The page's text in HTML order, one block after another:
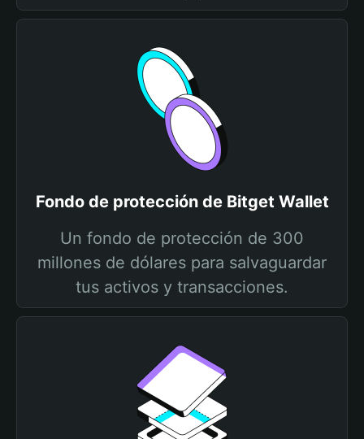
Fondo de protección de Bitget Wallet
Un fondo de protección de 300
millones de dólares para salvaguardar
tus activos y transacciones.